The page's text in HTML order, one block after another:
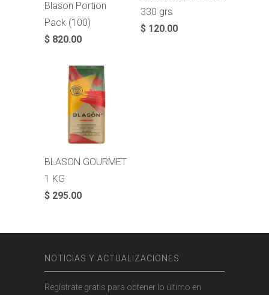
Blason Portion
Pack (100)
$ 820.00
330 grs
$ 120.00
BLASON GOURMET
1 KG
$ 295.00
NOTICIAS Y ACTUALIZACIONES
Regístrate gratis para obtener lo último en